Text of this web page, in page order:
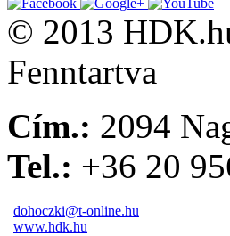
© 2013
Fenntartva
Cím.: 2094
Tel.: +36 20
dohoczki@t-online.hu
www.hdk.hu